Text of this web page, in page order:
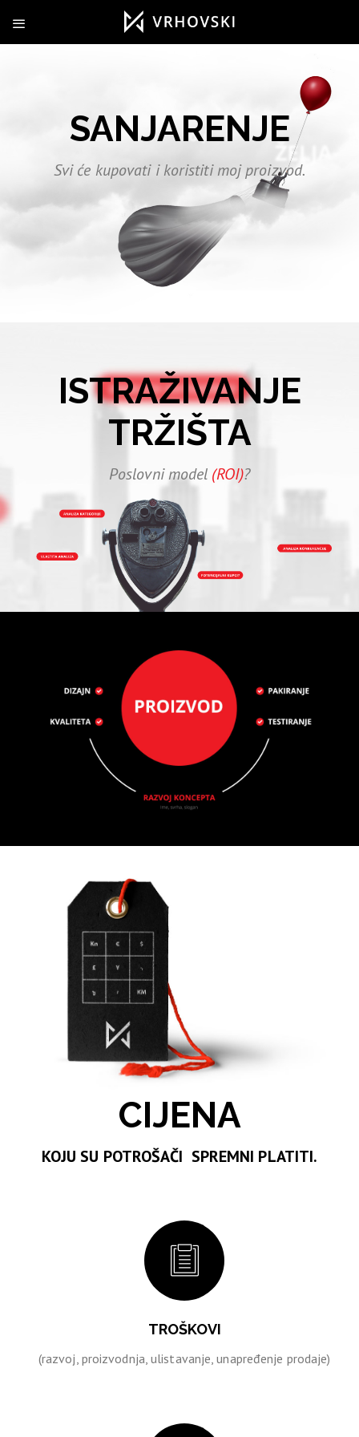
SANJARENJE
Svi će kupovati i koristiti moj proizvod.
ISTRAŽIVANJE
TRŽIŠTA
Poslovni model (ROI)?
CIJENA
KOJU SU POTROŠAČI SPREMNI PLATITI.
TROŠKOVI
(razvoj, proizvodnja, ulistavanje, unapređenje prodaje)